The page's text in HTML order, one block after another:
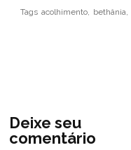
Tags acolhimento, bethânia,
Deixe seu
comentário